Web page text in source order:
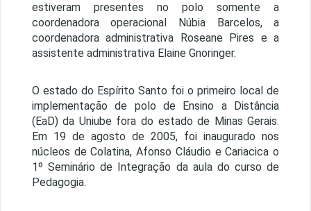
estiveram presentes no polo somente a
coordenadora operacional Núbia Barcelos, a
coordenadora administrativa Roseane Pires e a
assistente administrativa Elaine Gnoringer.
O estado do Espírito Santo foi o primeiro local de
implementação de polo de Ensino a Distância
(EaD) da Uniube fora do estado de Minas Gerais.
Em 19 de agosto de 2005, foi inaugurado nos
núcleos de Colatina, Afonso Cláudio e Cariacica o
1º Seminário de Integração da aula do curso de
Pedagogia.